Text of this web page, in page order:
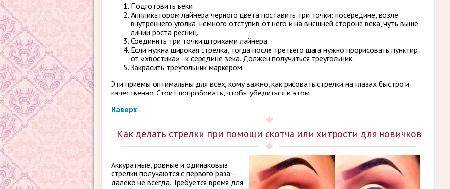
Подготовить веки
Аппликатором лайнера черного цвета поставить три точки: посередине, возле
внутреннего уголка, немного отступив от него и на внешней стороне века, чуть выше
линии роста ресниц.
Соединить три точки штрихами лайнера.
Если нужна широкая стрелка, тогда после третьего шага нужно прорисовать пунктир
от «хвостика» - к середине века. Должен получиться треугольник.
Закрасить треугольник маркером.
Эти приемы оптимальны для всех, кому важно, как рисовать стрелки на глазах быстро и
качественно. Стоит попробовать, чтобы убедиться в этом.
Наверх
Как делать стрелки при помощи скотча или хитрости для новичков
Аккуратные, ровные и одинаковые
стрелки получаются с первого раза –
далеко не всегда. Требуется время для